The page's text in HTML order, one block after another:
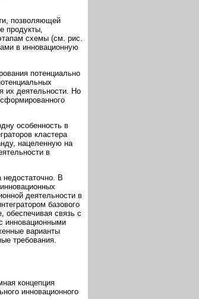
позволяющей
продукты,
схемы (см. рис.
в инновационную
потенциально
их деятельности. Но
особенность в
кластера
нацеленную на
в
недостаточно. В
деятельности в
базового
обеспечивая связь с
инновационными
варианты
требования.
концепция
инновационного